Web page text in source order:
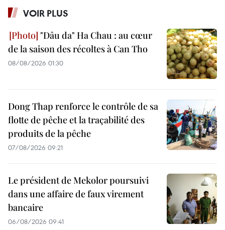
VOIR PLUS
"Dâu da" Ha Chau : au cœur
de la saison des récoltes à Can Tho
08/08/2026 01:30
Dong Thap renforce le contrôle de sa
flotte de pêche et la traçabilité des
produits de la pêche
07/08/2026 09:21
Le président de Mekolor poursuivi
dans une affaire de faux virement
bancaire
06/08/2026 09:41